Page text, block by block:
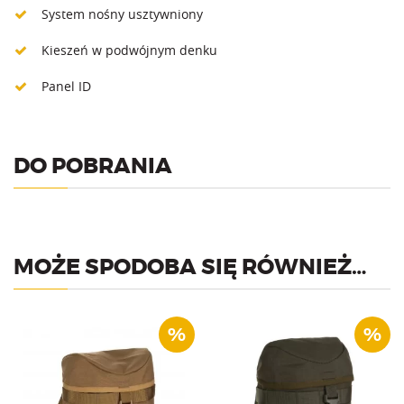
System nośny usztywniony
Kieszeń w podwójnym denku
Panel ID
DO POBRANIA
MOŻE SPODOBA SIĘ RÓWNIEŻ…
%
Kieszeń boczna kompatybilna
%
Kieszeń boczna kompatybilna